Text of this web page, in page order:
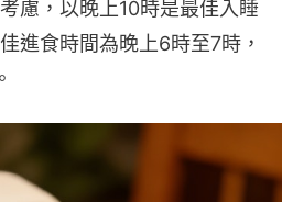
慮，以晚上10時是最佳入睡
進食時間為晚上6時至7時，